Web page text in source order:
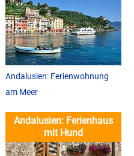
Andalusien: Ferienwohnung
am Meer
Andalusien: Ferienhaus
mit Hund